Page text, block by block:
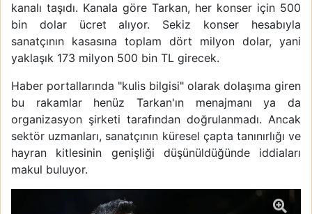
kanalı taşıdı. Kanala göre Tarkan, her konser için 500
bin dolar ücret alıyor. Sekiz konser hesabıyla
sanatçının kasasına toplam dört milyon dolar, yani
yaklaşık 173 milyon 500 bin TL girecek.
Haber portallarında "kulis bilgisi" olarak dolaşıma giren
bu rakamlar henüz Tarkan'ın menajmanı ya da
organizasyon şirketi tarafından doğrulanmadı. Ancak
sektör uzmanları, sanatçının küresel çapta tanınırlığı ve
hayran kitlesinin genişliği düşünüldüğünde iddiaları
makul buluyor.